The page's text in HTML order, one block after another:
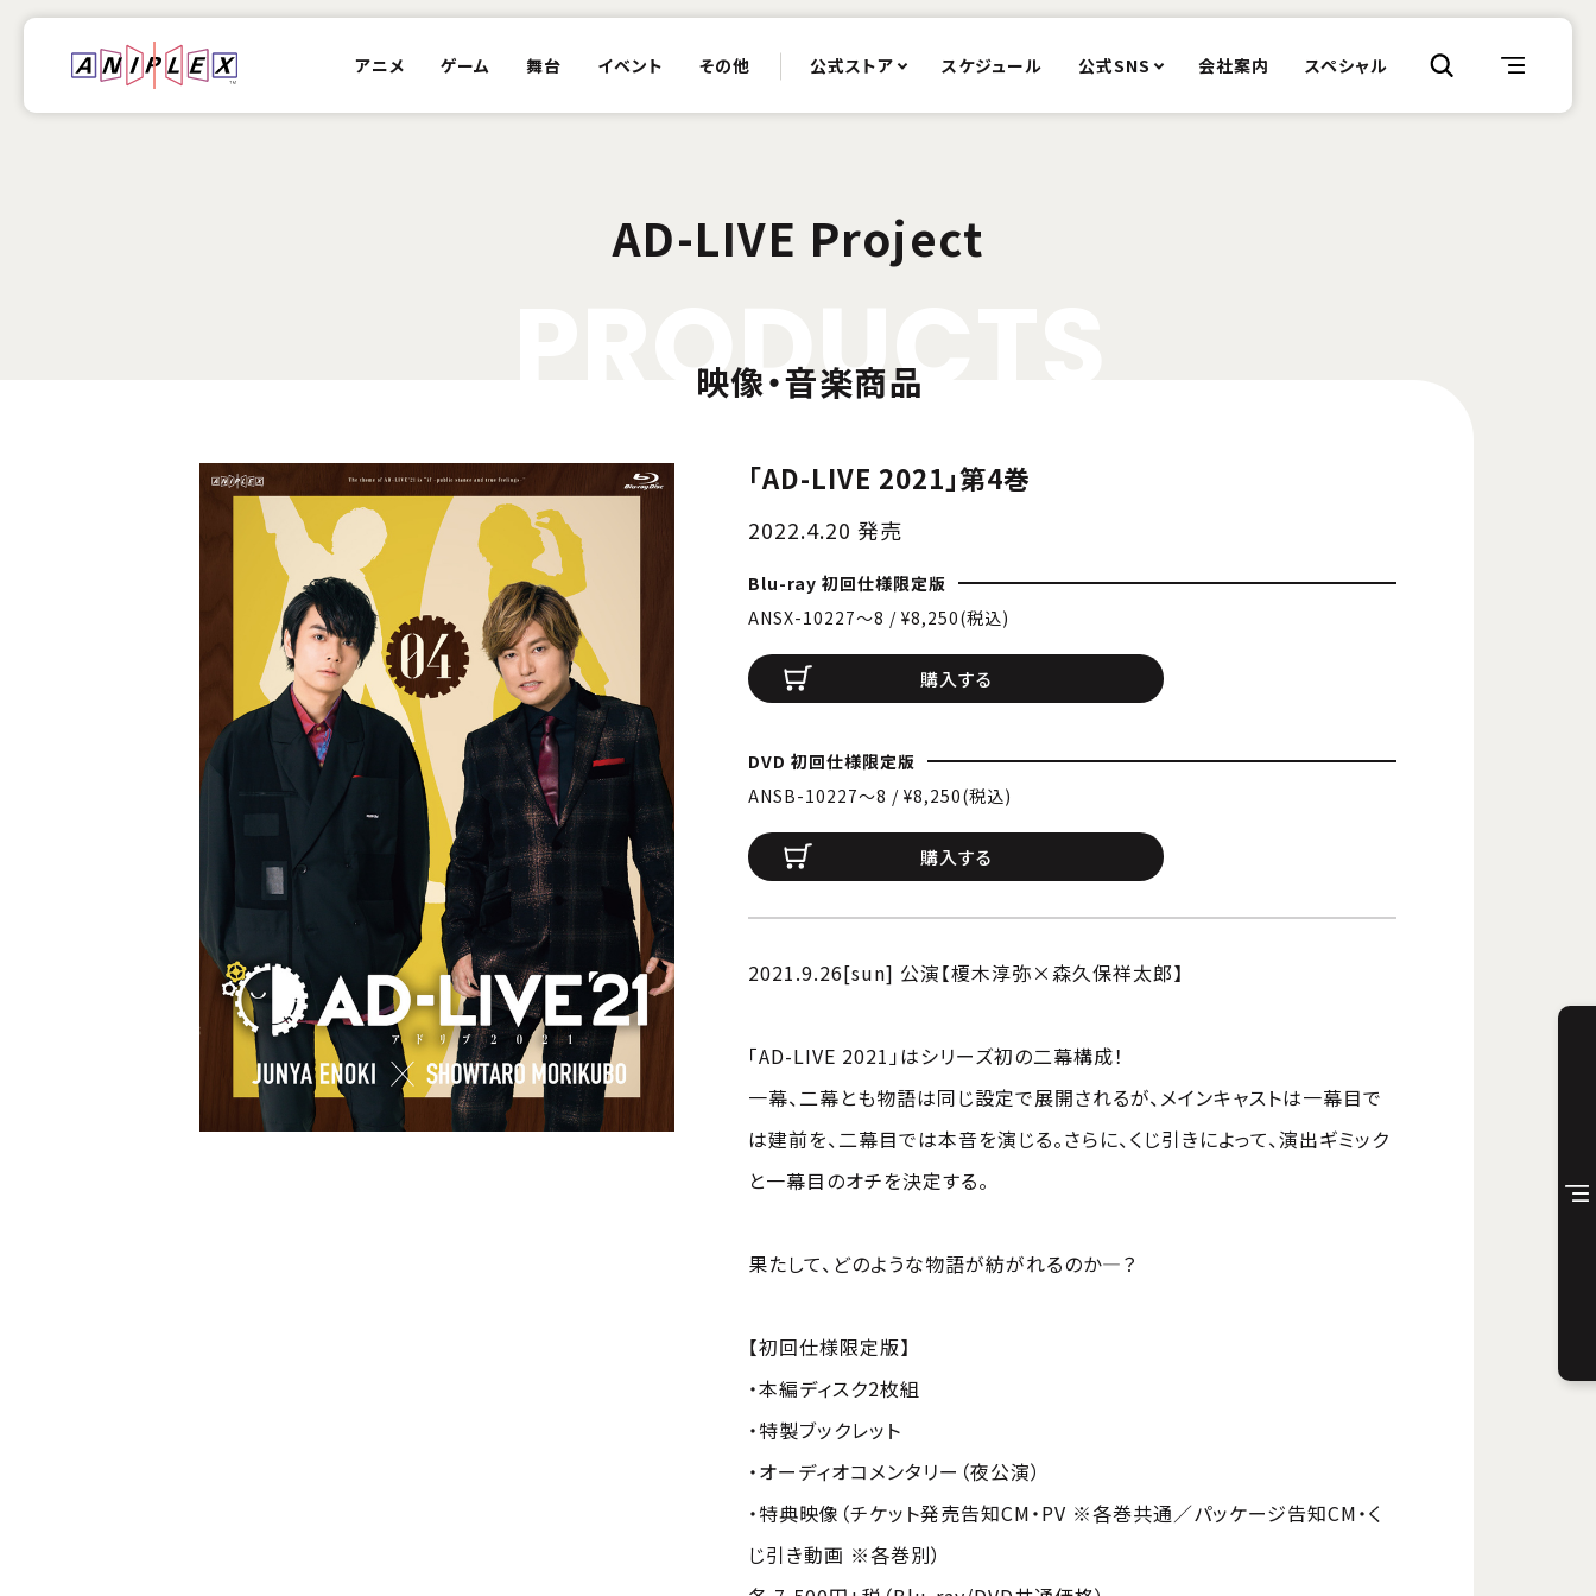
アニメ ゲーム 舞台 イベント その他 公式ストア スケジュール 公式SNS 会社案内 スペシャル
AD-LIVE Project
ODUC
映像・音楽商品
「AD-LIVE 2021」第4巻
2022.4.20 発売
Blu-ray 初回仕様限定版
ANSX-10227〜8 / ¥8,250(税込)
購入する
DVD 初回仕様限定版
ANSB-10227〜8 / ¥8,250(税込)
購入する
2021.9.26[sun] 公演【榎木淳弥×森久保祥太郎】
「AD-LIVE 2021」はシリーズ初の二幕構成！
一幕、二幕とも物語は同じ設定で展開されるが、メインキャストは一幕目で
は建前を、二幕目では本音を演じる。さらに、くじ引きによって、演出ギミック
と一幕目のオチを決定する。
果たして、どのような物語が紡がれるのか―？
【初回仕様限定版】
・本編ディスク2枚組
・特製ブックレット
・オーディオコメンタリー（夜公演）
・特典映像（チケット発売告知CM・PV ※各巻共通／パッケージ告知CM・く
じ引き動画 ※各巻別）